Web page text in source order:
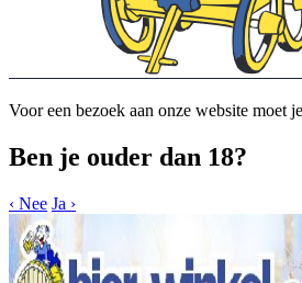
Voor een bezoek aan onze website moet
Ben je ouder dan 18?
‹ Nee Ja ›